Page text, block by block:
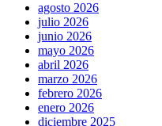
agosto 2026
julio 2026
junio 2026
mayo 2026
abril 2026
marzo 2026
febrero 2026
enero 2026
diciembre 2025